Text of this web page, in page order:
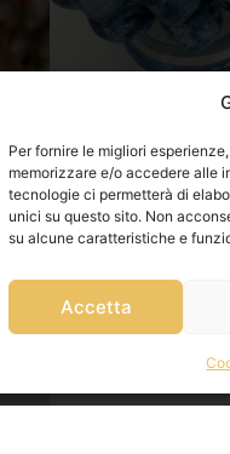
Per fornire le migliori
memorizzare e/o accedere alle
tecnologie ci permetterà di
unici su questo sito. Non
su alcune caratteristiche e
Accetta